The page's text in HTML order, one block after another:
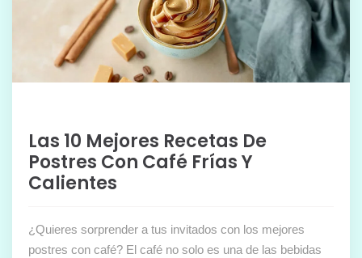
Las 10 Mejores Recetas De
Postres Con Café Frías Y
Calientes
¿Quieres sorprender a tus invitados con los mejores
postres con café? El café no solo es una de las bebidas